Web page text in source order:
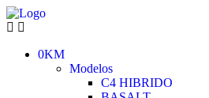
0KM
Modelos
C4 HIBRIDO